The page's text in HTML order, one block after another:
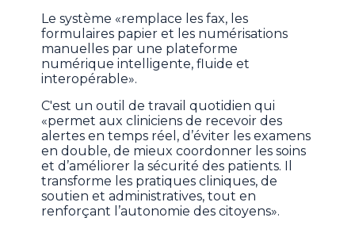
Le système «remplace les fax, les
formulaires papier et les numérisations
manuelles par une plateforme
numérique intelligente, fluide et
interopérable».
C'est un outil de travail quotidien qui
«permet aux cliniciens de recevoir des
alertes en temps réel, d’éviter les examens
en double, de mieux coordonner les soins
et d’améliorer la sécurité des patients. Il
transforme les pratiques cliniques, de
soutien et administratives, tout en
renforçant l’autonomie des citoyens».